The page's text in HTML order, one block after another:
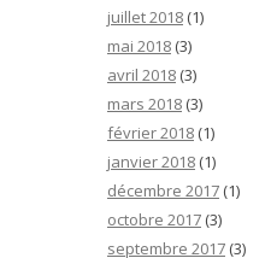
juillet 2018 (1)
mai 2018 (3)
avril 2018 (3)
mars 2018 (3)
février 2018 (1)
janvier 2018 (1)
décembre 2017 (1)
octobre 2017 (3)
septembre 2017 (3)